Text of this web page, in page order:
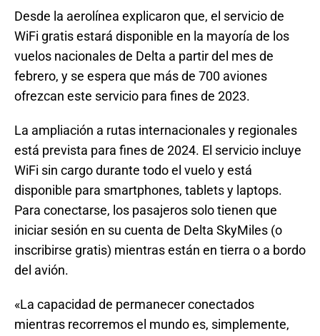
Desde la aerolínea explicaron que, el servicio de
WiFi gratis estará disponible en la mayoría de los
vuelos nacionales de Delta a partir del mes de
febrero, y se espera que más de 700 aviones
ofrezcan este servicio para fines de 2023.
La ampliación a rutas internacionales y regionales
está prevista para fines de 2024. El servicio incluye
WiFi sin cargo durante todo el vuelo y está
disponible para smartphones, tablets y laptops.
Para conectarse, los pasajeros solo tienen que
iniciar sesión en su cuenta de Delta SkyMiles (o
inscribirse gratis) mientras están en tierra o a bordo
del avión.
«La capacidad de permanecer conectados
mientras recorremos el mundo es, simplemente,